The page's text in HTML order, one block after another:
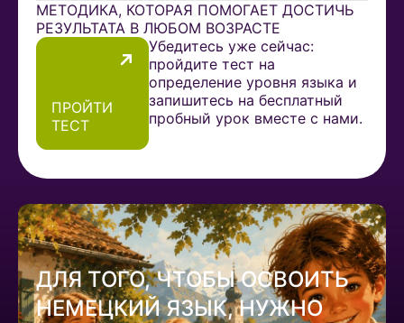
МЕТОДИКА, КОТОРАЯ ПОМОГАЕТ ДОСТИЧЬ
РЕЗУЛЬТАТА В ЛЮБОМ ВОЗРАСТЕ
ПРОЙТИ
ТЕСТ
Убедитесь уже сейчас:
пройдите тест на
определение уровня языка и
запишитесь на бесплатный
пробный урок вместе с нами.
ДЛЯ ТОГО, ЧТОБЫ ОСВОИТЬ
НЕМЕЦКИЙ ЯЗЫК, НУЖНО